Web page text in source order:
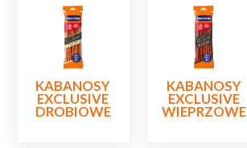
KABANOSY
EXCLUSIVE
DROBIOWE
KABANOSY
EXCLUSIVE
WIEPRZOWE